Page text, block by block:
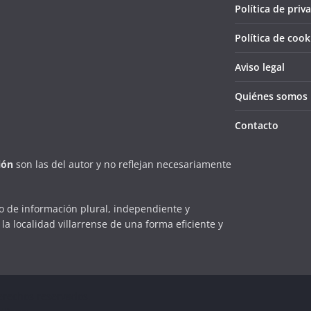
son las del autor y no reflejan necesariamente
de información plural, independiente y
localidad villarrense de una forma eficiente y
Política de
Política de
Aviso legal
Quiénes somos
Contacto